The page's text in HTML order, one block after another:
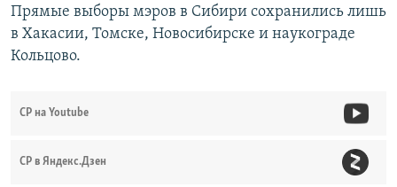
Прямые выборы мэров в Сибири сохранились лишь
в Хакасии, Томске, Новосибирске и наукограде
Кольцово.
СР на Youtube
СР в Яндекс.Дзен